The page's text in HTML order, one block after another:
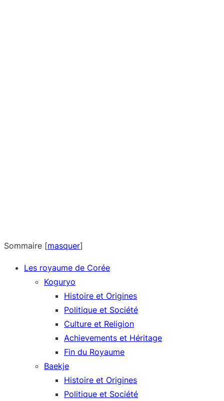
Sommaire [masquer]
Les royaume de Corée
Koguryo
Histoire et Origines
Politique et Société
Culture et Religion
Achievements et Héritage
Fin du Royaume
Baekje
Histoire et Origines
Politique et Société